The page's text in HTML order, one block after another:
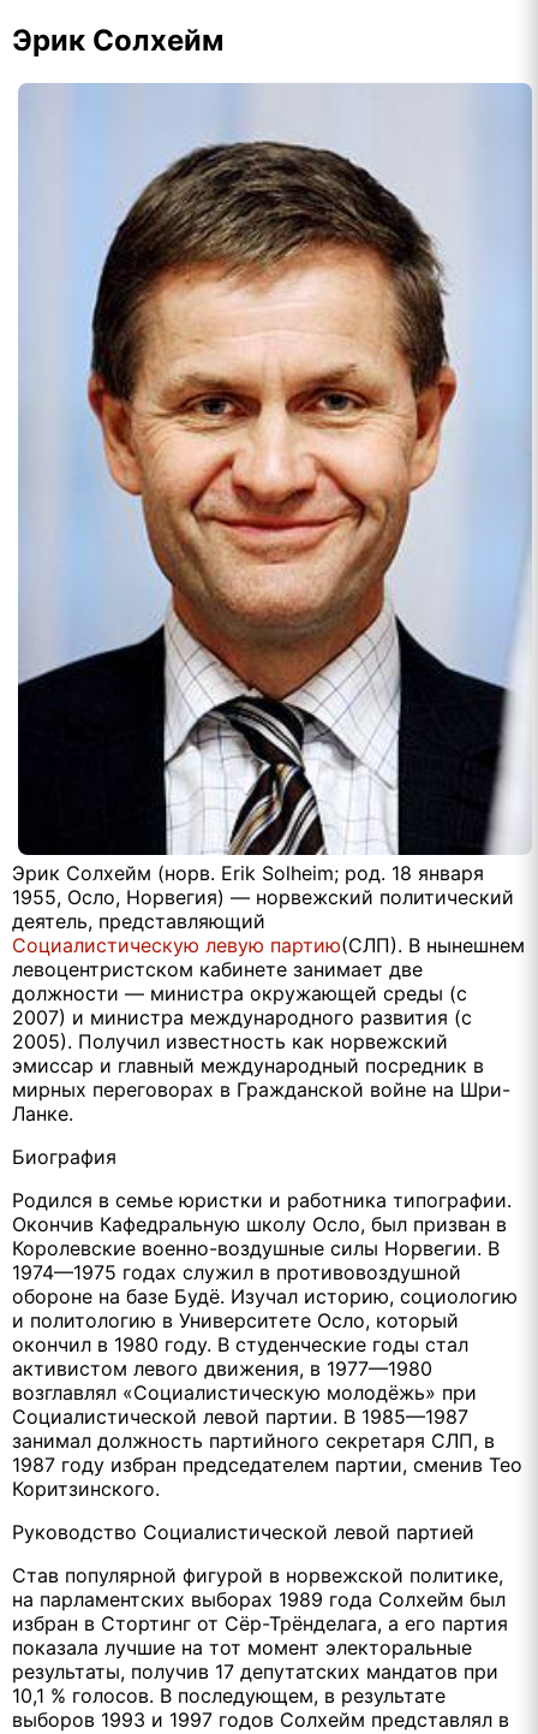
Эрик Солхейм
Эрик Солхейм (норв. Erik Solheim; род. 18 января
1955, Осло, Норвегия) — норвежский политический
деятель, представляющий
Социалистическую левую партию(СЛП). В нынешнем
левоцентристском кабинете занимает две
должности — министра окружающей среды (с
2007) и министра международного развития (с
2005). Получил известность как норвежский
эмиссар и главный международный посредник в
мирных переговорах в Гражданской войне на Шри-
Ланке.
Биография
Родился в семье юристки и работника типографии.
Окончив Кафедральную школу Осло, был призван в
Королевские военно-воздушные силы Норвегии. В
1974—1975 годах служил в противовоздушной
обороне на базе Будё. Изучал историю, социологию
и политологию в Университете Осло, который
окончил в 1980 году. В студенческие годы стал
активистом левого движения, в 1977—1980
возглавлял «Социалистическую молодёжь» при
Социалистической левой партии. В 1985—1987
занимал должность партийного секретаря СЛП, в
1987 году избран председателем партии, сменив Тео
Коритзинского.
Руководство Социалистической левой партией
Став популярной фигурой в норвежской политике,
на парламентских выборах 1989 года Солхейм был
избран в Стортинг от Сёр-Трёнделага, а его партия
показала лучшие на тот момент электоральные
результаты, получив 17 депутатских мандатов при
10,1 % голосов. В последующем, в результате
выборов 1993 и 1997 годов Солхейм представлял в